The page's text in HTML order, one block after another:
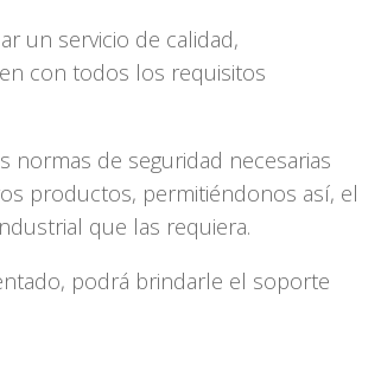
un servicio de calidad,
con todos los requisitos
normas de seguridad necesarias
productos, permitiéndonos así, el
que las requiera.
podrá brindarle el soporte